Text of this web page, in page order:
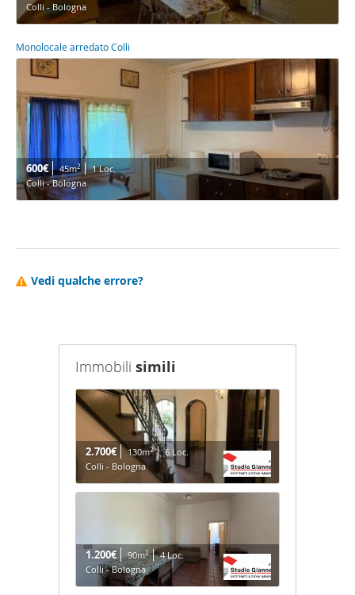
Colli - Bologna
Monolocale arredato Colli
600€ 45m2
1 Loc.
Colli - Bologna
Vedi qualche errore?
Immobili simili
2.700€ 130m2
6 Loc.
Colli - Bologna
1.200€ 90m2
4 Loc.
Colli - Bologna